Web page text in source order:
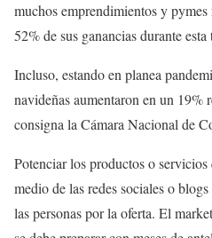
muchos emprendimientos y
52% de sus ganancias durante esta
Incluso, estando en planea
navideñas aumentaron en un 19%
consigna la Cámara Nacional de
Potenciar los productos o
medio de las redes sociales o
las personas por la oferta. El